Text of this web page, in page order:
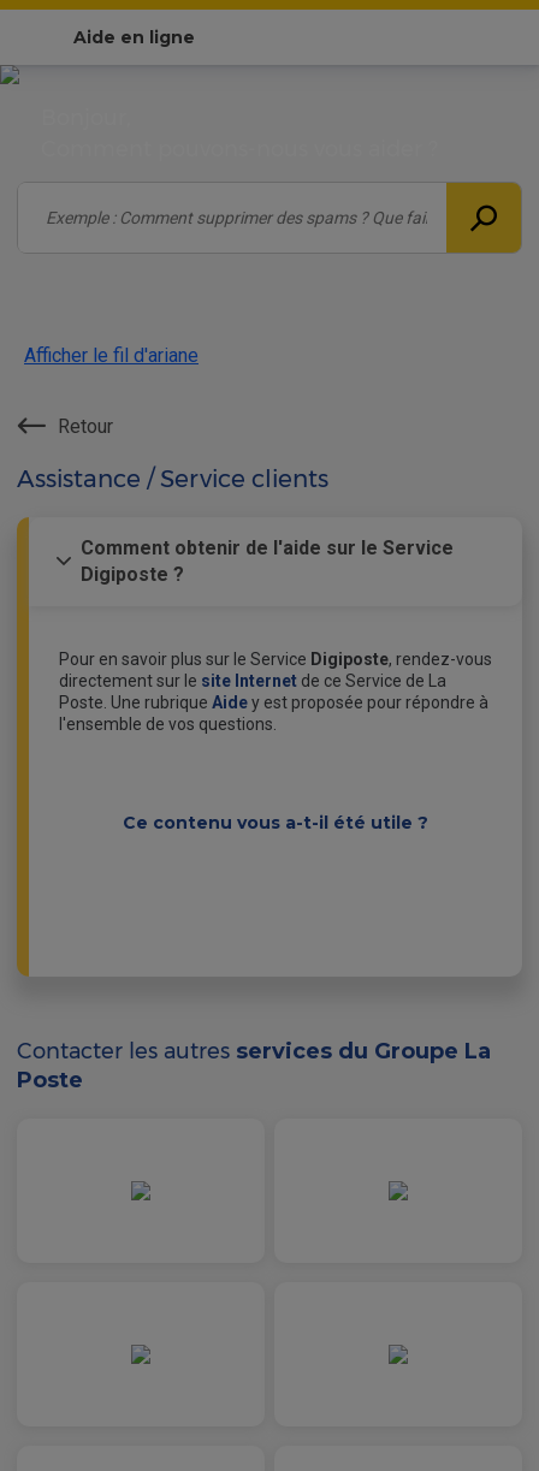
Aide en ligne
Afficher le fil d'ariane
Retour
Assistance / Service clients
Comment obtenir de l'aide sur le Service
Digiposte ?
Pour en savoir plus sur le Service Digiposte, rendez-vous
directement sur le site Internet de ce Service de La
Poste. Une rubrique Aidey est proposée pour répondre à
l'ensemble de vos questions.
Ce contenu vous a-t-il été utile ?
Contacter les autres services du Groupe La
Poste